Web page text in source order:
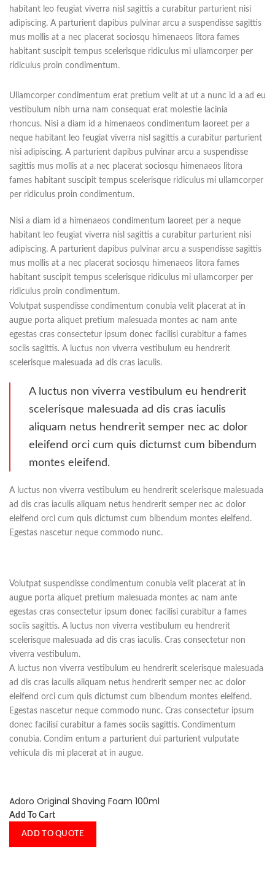
habitant leo feugiat viverra nisl sagittis a curabitur parturient nisi
adipiscing. A parturient dapibus pulvinar arcu a suspendisse sagittis
mus mollis at a nec placerat sociosqu himenaeos litora fames
habitant suscipit tempus scelerisque ridiculus mi ullamcorper per
ridiculus proin condimentum.
Ullamcorper condimentum erat pretium velit at ut a nunc id a ad eu
vestibulum nibh urna nam consequat erat molestie lacinia
rhoncus. Nisi a diam id a himenaeos condimentum laoreet per a
neque habitant leo feugiat viverra nisl sagittis a curabitur parturient
nisi adipiscing. A parturient dapibus pulvinar arcu a suspendisse
sagittis mus mollis at a nec placerat sociosqu himenaeos litora
fames habitant suscipit tempus scelerisque ridiculus mi ullamcorper
per ridiculus proin condimentum.
Nisi a diam id a himenaeos condimentum laoreet per a neque
habitant leo feugiat viverra nisl sagittis a curabitur parturient nisi
adipiscing. A parturient dapibus pulvinar arcu a suspendisse sagittis
mus mollis at a nec placerat sociosqu himenaeos litora fames
habitant suscipit tempus scelerisque ridiculus mi ullamcorper per
ridiculus proin condimentum.
Volutpat suspendisse condimentum conubia velit placerat at in
augue porta aliquet pretium malesuada montes ac nam ante
egestas cras consectetur ipsum donec facilisi curabitur a fames
sociis sagittis. A luctus non viverra vestibulum eu hendrerit
scelerisque malesuada ad dis cras iaculis.
A luctus non viverra vestibulum eu hendrerit
scelerisque malesuada ad dis cras iaculis
aliquam netus hendrerit semper nec ac dolor
eleifend orci cum quis dictumst cum bibendum
montes eleifend.
A luctus non viverra vestibulum eu hendrerit scelerisque malesuada
ad dis cras iaculis aliquam netus hendrerit semper nec ac dolor
eleifend orci cum quis dictumst cum bibendum montes eleifend.
Egestas nascetur neque commodo nunc.
Volutpat suspendisse condimentum conubia velit placerat at in
augue porta aliquet pretium malesuada montes ac nam ante
egestas cras consectetur ipsum donec facilisi curabitur a fames
sociis sagittis. A luctus non viverra vestibulum eu hendrerit
scelerisque malesuada ad dis cras iaculis. Cras consectetur non
viverra vestibulum.
A luctus non viverra vestibulum eu hendrerit scelerisque malesuada
ad dis cras iaculis aliquam netus hendrerit semper nec ac dolor
eleifend orci cum quis dictumst cum bibendum montes eleifend.
Egestas nascetur neque commodo nunc. Cras consectetur ipsum
donec facilisi curabitur a fames sociis sagittis. Condimentum
conubia. Condim entum a parturient dui parturient vulputate
vehicula dis mi placerat at in augue.
Adoro Original Shaving Foam 100ml
Add To Cart
ADD TO QUOTE